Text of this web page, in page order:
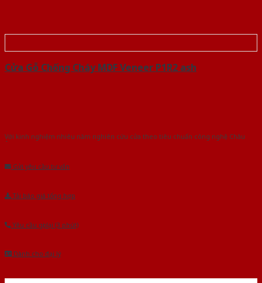
Cửa Gỗ Chống Cháy MDF Veneer P1R2 ash
Với kinh nghiệm nhiêu năm nghiên cứu cửa theo tiêu chuẩn công nghệ Châu
Âu.Chúng tôi tự tin là nhà sản xuất & cung cấp hàng đầu tại Việt Nam!
Gửi yêu cầu tư vấn
Tải báo giá tổng hợp
Yêu cầu gọi lại (3 phút)
Dành cho đại lý